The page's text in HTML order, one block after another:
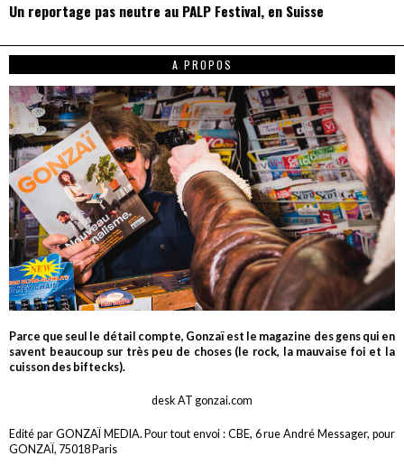
Un reportage pas neutre au PALP Festival, en Suisse
A PROPOS
Parce que seul le détail compte, Gonzaï est le magazine des gens qui en
savent beaucoup sur très peu de choses (le rock, la mauvaise foi et la
cuisson des biftecks).
desk AT gonzai.com
Edité par GONZAÏ MEDIA. Pour tout envoi : CBE, 6 rue André Messager, pour
GONZAÏ, 75018 Paris